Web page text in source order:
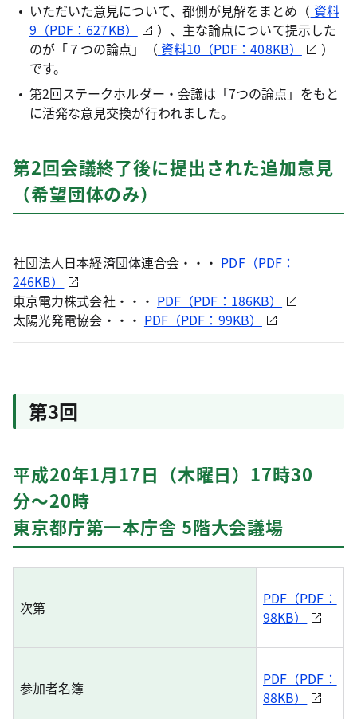
いただいた意見について、都側が見解をまとめ（ 資料
9（PDF：627KB）
）、主な論点について提示した
のが「７つの論点」（ 資料10（PDF：408KB）
）
です。
第2回ステークホルダー・会議は「7つの論点」をもと
に活発な意見交換が行われました。
第2回会議終了後に提出された追加意見
（希望団体のみ）
社団法人日本経済団体連合会・・・ PDF（PDF：
246KB）
東京電力株式会社・・・ PDF（PDF：186KB）
太陽光発電協会・・・ PDF（PDF：99KB）
第3回
平成20年1月17日（木曜日）17時30
分〜20時
東京都庁第一本庁舎 5階大会議場
次第
PDF（PDF：
98KB）
参加者名簿
PDF（PDF：
88KB）